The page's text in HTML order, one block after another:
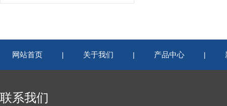
网站首页 | 关于我们 | 产品中心 |
联系我们